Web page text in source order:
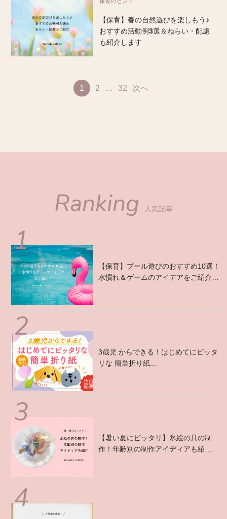
【保育】春の自然遊びを楽しもう♪
おすすめ活動例3選＆ねらい・配慮
も紹介します
1 2 … 32 次へ
Ranking 人気記事
【保育】プール遊びのおすすめ10選！
水慣れ＆ゲームのアイデアをご紹介
3歳児 からできる！はじめてにピッタ
リな 簡単折り紙...
【暑い夏にピッタリ】氷絵の具の制
作！年齢別の制作アイディアも紹